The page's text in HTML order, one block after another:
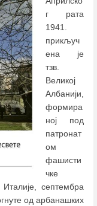
г рата
1941.
прикључ
ена је
тзв.
Великој
Албанији,
формира
ној под
патронат
ом
фашисти
чке
септембра
од арбанашких